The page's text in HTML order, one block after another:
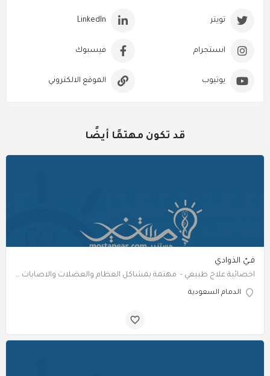
تويتر LinkedIn
انستجرام فيسبوك
يوتيوب الموقع الالكتروني
قد تكون مهتمًا أيضًا
فـيّ الذوادي
‏‏‏‏‏‏اخصائية علاج طبيعي - مهتمة بمشاكل العظام والعضلات والاصابات الرياضية
الدمام السعودية